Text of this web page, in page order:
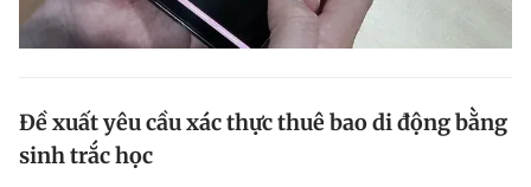
Đề xuất yêu cầu xác thực thuê bao di động bằng
sinh trắc học